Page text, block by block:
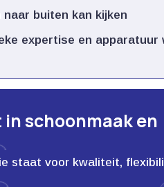
buiten kan kijken
expertise en apparatuur
schoonmaak en
staat voor kwaliteit,